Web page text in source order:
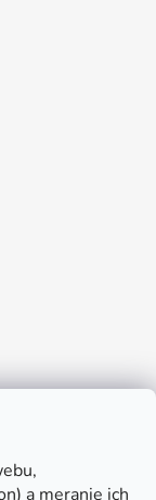
a meranie ich